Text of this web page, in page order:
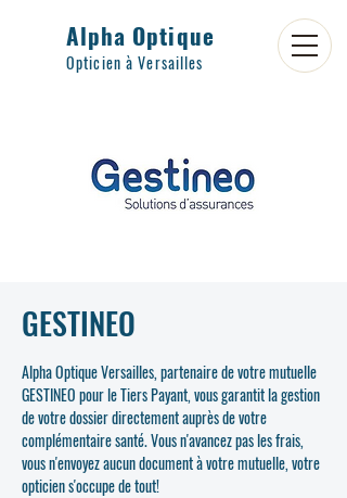
Alpha Optique
Opticien à Versailles
GESTINEO
Alpha Optique Versailles, partenaire de votre mutuelle
GESTINEO pour le Tiers Payant, vous garantit la gestion
de votre dossier directement auprès de votre
complémentaire santé. Vous n'avancez pas les frais,
vous n'envoyez aucun document à votre mutuelle, votre
opticien s'occupe de tout!